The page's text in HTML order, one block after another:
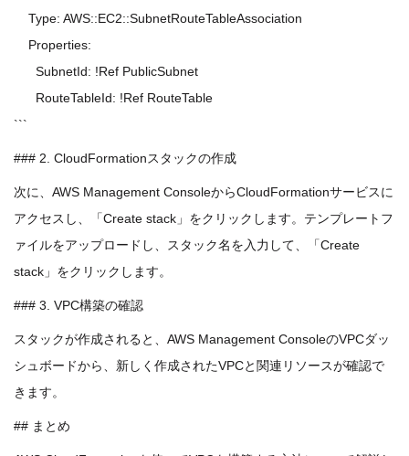
Type: AWS::EC2::SubnetRouteTableAssociation
Properties:
SubnetId: !Ref PublicSubnet
RouteTableId: !Ref RouteTable
```
### 2. CloudFormationスタックの作成
次に、AWS Management ConsoleからCloudFormationサービスに
アクセスし、「Create stack」をクリックします。テンプレートフ
ァイルをアップロードし、スタック名を入力して、「Create
stack」をクリックします。
### 3. VPC構築の確認
スタックが作成されると、AWS Management ConsoleのVPCダッ
シュボードから、新しく作成されたVPCと関連リソースが確認で
きます。
## まとめ